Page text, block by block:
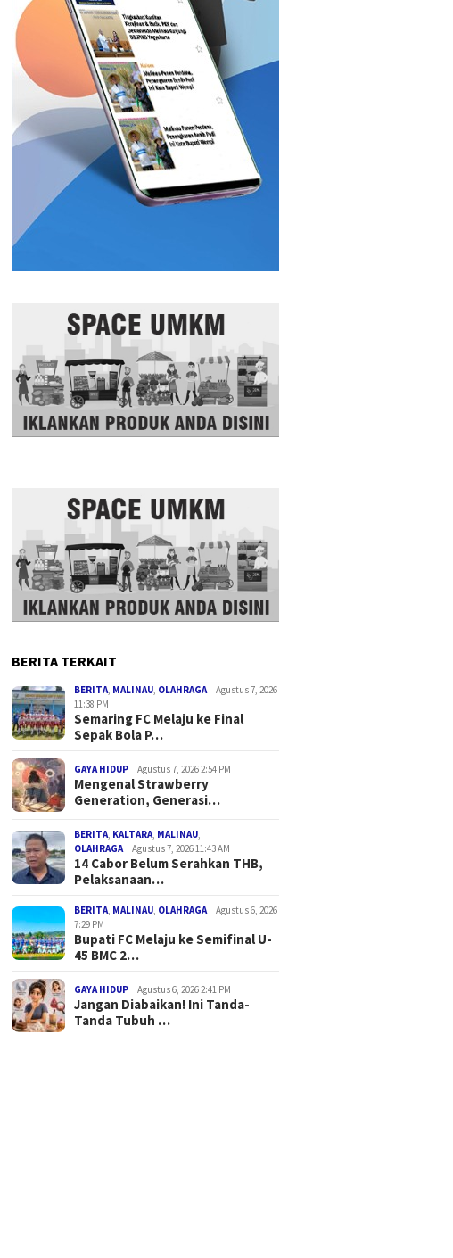
BERITA TERKAIT
BERITA MALINAU OLAHRAGA
Agustus 7, 2026
11:38 PM
Semaring FC Melaju ke Final
Sepak Bola P…
GAYA HIDUP Agustus 7, 2026 2:54 PM
Mengenal Strawberry
Generation, Generasi…
BERITA KALTARA MALINAU
OLAHRAGA
Agustus 7, 2026 11:43 AM
14 Cabor Belum Serahkan THB,
Pelaksanaan…
BERITA MALINAU OLAHRAGA
Agustus 6, 2026
7:29 PM
Bupati FC Melaju ke Semifinal U-
45 BMC 2…
GAYA HIDUP Agustus 6, 2026 2:41 PM
Jangan Diabaikan! Ini Tanda-
Tanda Tubuh …